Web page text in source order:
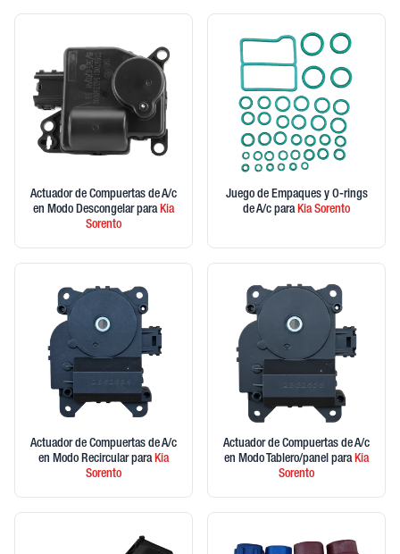
Actuador de Compuertas de A/c
en Modo Descongelar paraKia
Sorento
Juego de Empaques y O-rings
de A/c paraKiaSorento
Actuador de Compuertas de A/c
en Modo Recircular paraKia
Sorento
Actuador de Compuertas de A/c
en Modo Tablero/panel paraKia
Sorento